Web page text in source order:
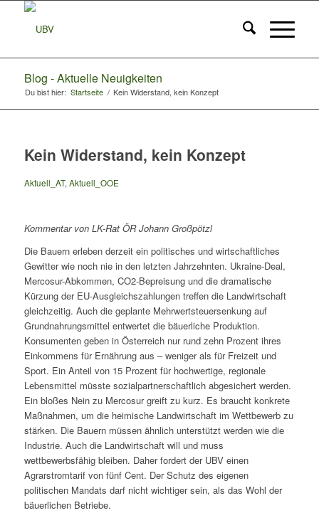
Blog - Aktuelle Neuigkeiten
Du bist hier: Startseite / Kein Widerstand, kein Konzept
Kein Widerstand, kein Konzept
Aktuell_AT, Aktuell_OOE
Kommentar von LK-Rat ÖR Johann Großpötzl
Die Bauern erleben derzeit ein politisches und wirtschaftliches
Gewitter wie noch nie in den letzten Jahrzehnten. Ukraine-Deal,
Mercosur-Abkommen, CO2-Bepreisung und die dramatische
Kürzung der EU-Ausgleichszahlungen treffen die Landwirtschaft
gleichzeitig. Auch die geplante Mehrwertsteuersenkung auf
Grundnahrungsmittel entwertet die bäuerliche Produktion.
Konsumenten geben in Österreich nur rund zehn Prozent ihres
Einkommens für Ernährung aus – weniger als für Freizeit und
Sport. Ein Anteil von 15 Prozent für hochwertige, regionale
Lebensmittel müsste sozialpartnerschaftlich abgesichert werden.
Ein bloßes Nein zu Mercosur greift zu kurz. Es braucht konkrete
Maßnahmen, um die heimische Landwirtschaft im Wettbewerb zu
stärken. Die Bauern müssen ähnlich unterstützt werden wie die
Industrie. Auch die Landwirtschaft will und muss
wettbewerbsfähig bleiben. Daher fordert der UBV einen
Agrarstromtarif von fünf Cent. Der Schutz des eigenen
politischen Mandats darf nicht wichtiger sein, als das Wohl der
bäuerlichen Betriebe.